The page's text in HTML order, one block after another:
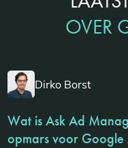
OVER
Dirko Borst
Wat is Ask Ad
opmars voor Google